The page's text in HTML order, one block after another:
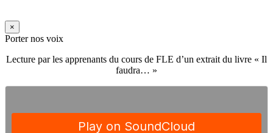
×
Porter nos voix
Lecture par les apprenants du cours de FLE d’un extrait du livre « Il
faudra… »